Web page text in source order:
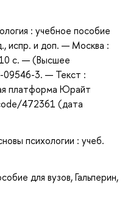
: учебное пособие
испр. и доп. — Москва :
с. — (Высшее
09546-3. — Текст :
платформа Юрайт
472361 (дата
психологии : учеб.
для вузов, Гальперин,